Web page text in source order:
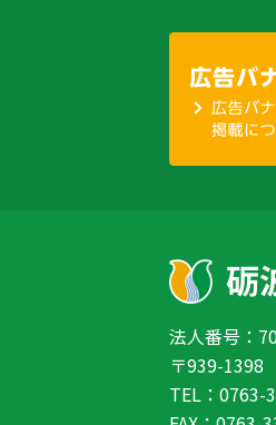
法人番号：
〒939-1398
TEL：0763-